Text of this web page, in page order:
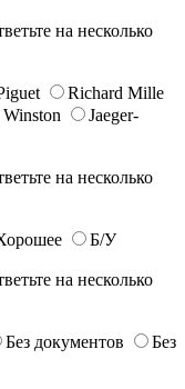
на несколько
Richard Mille
Jaeger-
на несколько
Б/У
на несколько
Без документов
Без